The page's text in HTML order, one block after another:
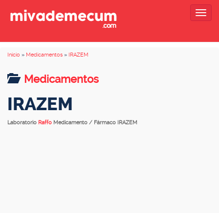
Inicio » Medicamentos » IRAZEM
Medicamentos
IRAZEM
Laboratorio Raffo Medicamento / Fármaco IRAZEM